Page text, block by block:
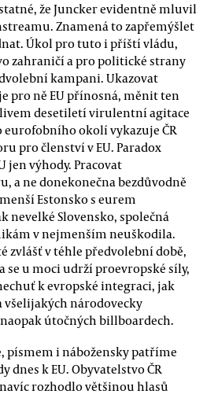
že Juncker evidentně mluvil
Znamená to zapřemýšlet
Úkol pro tuto i příští vládu,
zahraničí a pro politické strany
kampani. Ukazovat
pro ně EU přínosná, měnit ten
desetiletí virulentní agitace
eurofobního okolí vykazuje ČR
pro členství v EU. Paradox
jen výhody. Pracovat
a ne donekonečna bezdůvodně
Estonsko s eurem
nevelké Slovensko, společná
v nejmenším neuškodila.
zvlášť v téhle předvolební době,
se u moci udrží proevropské síly,
k evropské integraci, jak
všelijakých národovecky
útočných billboardech.
písmem i nábožensky patříme
dnes k EU. Obyvatelstvo ČR
rozhodlo většinou hlasů